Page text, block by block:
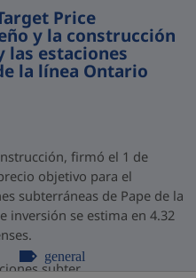
Price
y la construcción
las estaciones
la línea Ontario
firmó el 1 de
objetivo para el
subterráneas de Pape de la
inversión se estima en 4.32
subter...
general